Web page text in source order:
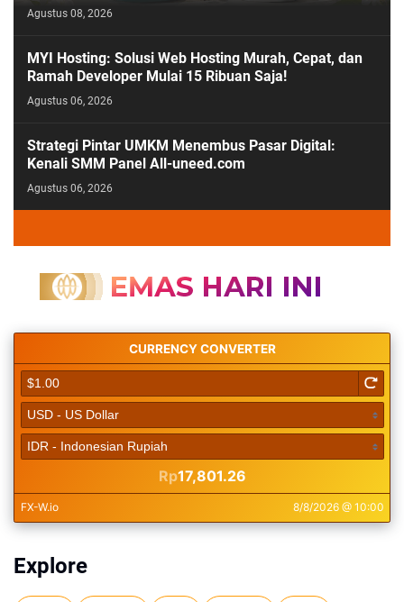
Agustus 08, 2026
MYI Hosting: Solusi Web Hosting Murah, Cepat, dan
Ramah Developer Mulai 15 Ribuan Saja!
Agustus 06, 2026
Strategi Pintar UMKM Menembus Pasar Digital:
Kenali SMM Panel All-uneed.com
Agustus 06, 2026
Explore